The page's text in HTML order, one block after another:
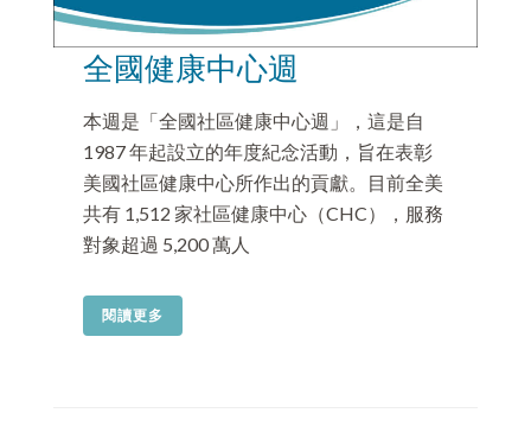
全國健康中心週
本週是「全國社區健康中心週」，這是自
1987 年起設立的年度紀念活動，旨在表彰
美國社區健康中心所作出的貢獻。目前全美
共有 1,512 家社區健康中心（CHC），服務
對象超過 5,200 萬人
閱讀更多